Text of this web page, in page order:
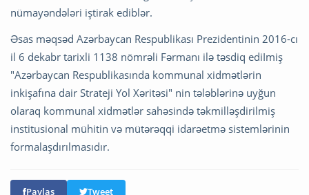
nümayəndələri iştirak ediblər.
Əsas məqsəd Azərbaycan Respublikası Prezidentinin 2016-cı
il 6 dekabr tarixli 1138 nömrəli Fərmanı ilə təsdiq ediImiş
"Azərbaycan Respublikasında kommunal xidmətlərin
inkişafına dair Strateji Yol Xəritəsi" nin tələblərinə uyğun
olaraq kommunal xidmətlər sahəsində təkmilləşdirilmiş
institusional mühitin və mütərəqqi idarəetmə sistemlərinin
formalaşdırılmasıdır.
Paylaş Tweet